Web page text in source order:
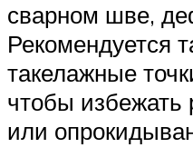
сварном шве,
Рекомендуется
такелажные
чтобы избежать
или